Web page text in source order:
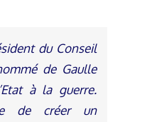
du Conseil
de Gaulle
à la guerre.
de créer un